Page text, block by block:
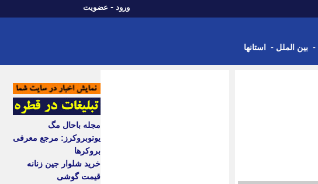
ورود - عضویت
- بین الملل - استانها
مجله باحال مگ
یوتوبروکرز: مرجع معرفی
بروکرها
خرید شلوار جین زنانه
قیمت گوشی